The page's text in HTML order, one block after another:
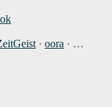
· oora · …